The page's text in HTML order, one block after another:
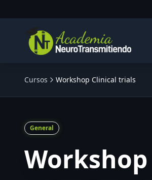
Cursos Workshop Clinical trials
General